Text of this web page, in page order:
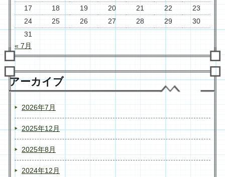
17
18 19 20 21 22
23
24
25 26 27 28 29
30
31
« 7月
アーカイブ
2026年7月
2025年12月
2025年8月
2024年12月